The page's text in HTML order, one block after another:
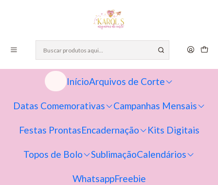
InícioArquivos de Corte
Datas Comemorativas Campanhas Mensais
Festas ProntasEncadernação Kits Digitais
Topos de Bolo SublimaçãoCalendários
WhatsappFreebie